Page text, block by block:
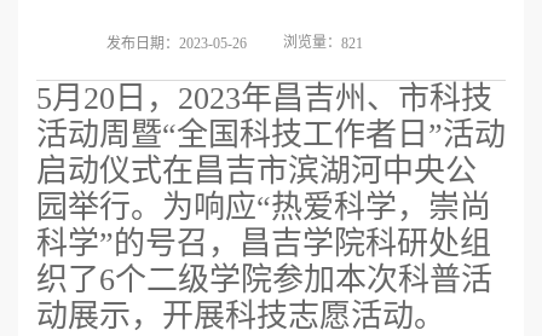
发布日期：2023-05-26 浏览量： 821
5月20日，2023年昌吉州、市科技
活动周暨“全国科技工作者日”活动
启动仪式在昌吉市滨湖河中央公
园举行。为响应“热爱科学，崇尚
科学”的号召，昌吉学院科研处组
织了6个二级学院参加本次科普活
动展示，开展科技志愿活动。